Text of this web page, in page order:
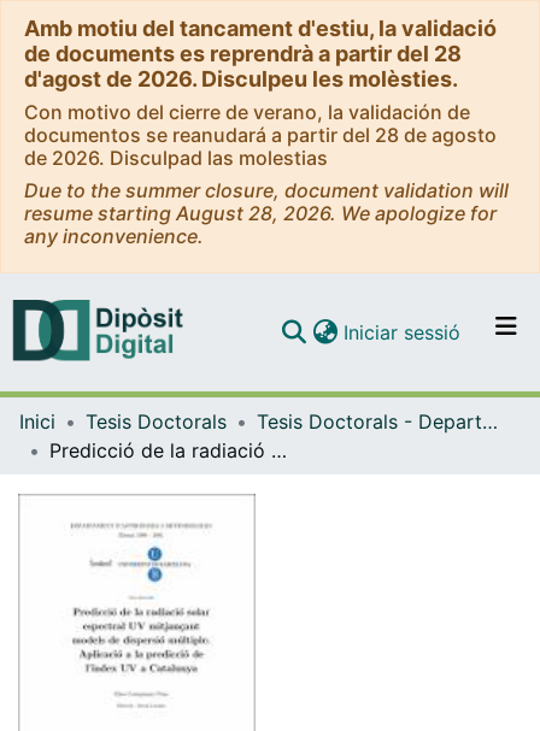
Amb motiu del tancament d'estiu, la validació
de documents es reprendrà a partir del 28
d'agost de 2026. Disculpeu les molèsties.
Con motivo del cierre de verano, la validación de
documentos se reanudará a partir del 28 de agosto
de 2026. Disculpad las molestias
Due to the summer closure, document validation will
resume starting August 28, 2026. We apologize for
any inconvenience.
Navega per tot el DD
Iniciar sessió (current)
Inici Tesis Doctorals
Tesis Doctorals - Departament - Astronomia i Meteorologia
Predicció de la radiació solar espectral UV mitjançant models de dispersió múltiple. Aplicació a la predicció de l'índex UV a Catalunya